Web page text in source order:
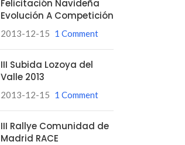
Felicitación Navideña
Evolución A Competición
2013-12-15 1 Comment
III Subida Lozoya del
Valle 2013
2013-12-15 1 Comment
III Rallye Comunidad de
Madrid RACE